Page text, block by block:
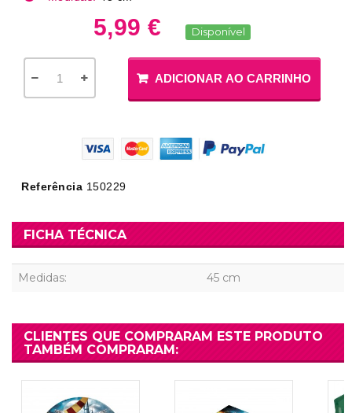
5,99 € Disponível
ADICIONAR AO CARRINHO
Referência 150229
FICHA TÉCNICA
Medidas: 45 cm
CLIENTES QUE COMPRARAM ESTE PRODUTO
TAMBÉM COMPRARAM: